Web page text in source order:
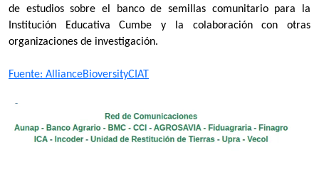
de estudios sobre el banco de semillas comunitario para la
Institución Educativa Cumbe y la colaboración con otras
organizaciones de investigación.
Fuente: ​AllianceBioversityCIAT​